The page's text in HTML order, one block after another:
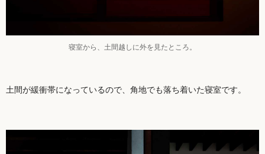
寝室から、土間越しに外を見たところ。
土間が緩衝帯になっているので、角地でも落ち着いた寝室です。